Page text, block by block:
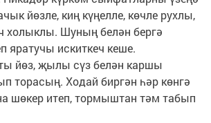
йөзле, киң күңелле, көчле рухлы,
Шуның белән бергә
яратучы искиткеч кеше.
йөз, җылы сүз белән каршы
торасың. Ходай биргән һәр көнгә
шөкер итеп, тормыштан тәм табып